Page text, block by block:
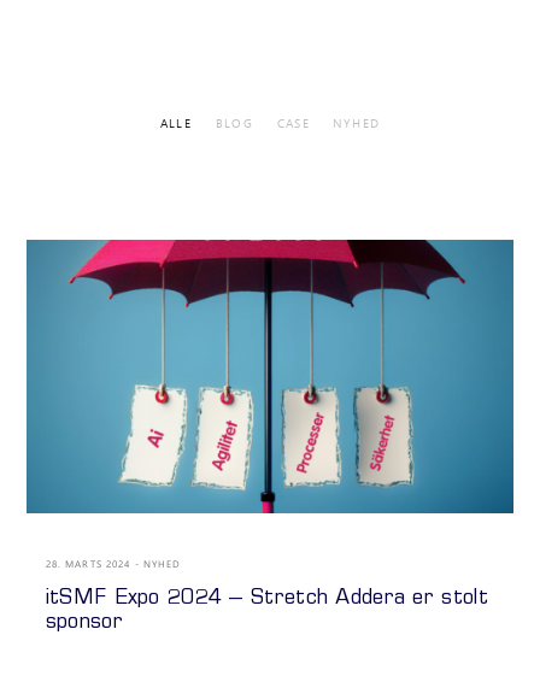
ALLE BLOG CASE NYHED
28. MARTS 2024 NYHED
itSMF Expo 2024 – Stretch Addera er stolt
sponsor